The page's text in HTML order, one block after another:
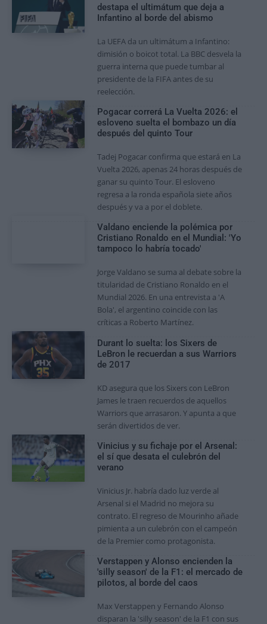
destapa el ultimátum que deja a
Infantino al borde del abismo
La UEFA da un ultimátum a Infantino:
dimisión o boicot total. La BBC desvela la
guerra interna que puede tumbar al
presidente de la FIFA antes de su
reelección.
Pogacar correrá La Vuelta 2026: el
esloveno suelta el bombazo un día
después del quinto Tour
Tadej Pogacar confirma que estará en La
Vuelta 2026, apenas 24 horas después de
ganar su quinto Tour. El esloveno
regresa a la ronda española siete años
después y va a por el doblete.
Valdano enciende la polémica por
Cristiano Ronaldo en el Mundial: 'Yo
tampoco lo habría tocado'
Jorge Valdano se suma al debate sobre la
titularidad de Cristiano Ronaldo en el
Mundial 2026. En una entrevista a 'A
Bola', el argentino coincide con las
críticas a Roberto Martínez.
Durant lo suelta: los Sixers de
LeBron le recuerdan a sus Warriors
de 2017
KD asegura que los Sixers con LeBron
James le traen recuerdos de aquellos
Warriors que arrasaron. Y apunta a que
serán divertidos de ver.
Vinicius y su fichaje por el Arsenal:
el sí que desata el culebrón del
verano
Vinicius Jr. habría dado luz verde al
Arsenal si el Madrid no mejora su
contrato. El regreso de Mourinho añade
pimienta a un culebrón con el campeón
de la Premier como protagonista.
Verstappen y Alonso encienden la
'silly season' de la F1: el mercado de
pilotos, al borde del caos
Max Verstappen y Fernando Alonso
disparan la 'silly season' de la F1 con sus